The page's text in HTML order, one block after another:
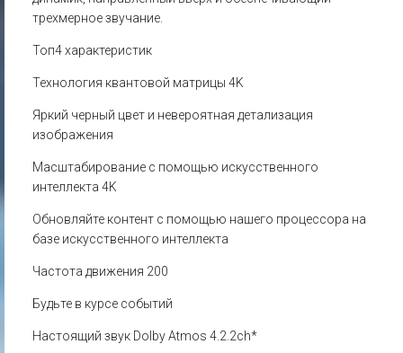
трехмерное звучание.
Топ4 характеристик
Технология квантовой матрицы 4K
Яркий черный цвет и невероятная детализация
изображения
Масштабирование с помощью искусственного
интеллекта 4K
Обновляйте контент с помощью нашего процессора на
базе искусственного интеллекта
Частота движения 200
Будьте в курсе событий
Настоящий звук Dolby Atmos 4.2.2ch*